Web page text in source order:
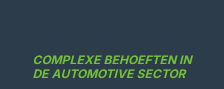
COMPLEXE BEHOEFTEN IN
DE AUTOMOTIVE SECTOR